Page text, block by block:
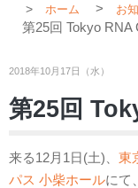
ホーム > お
第25回 Tokyo RNA
2018年10月17日（水）
第25回
来る12月1日(土)、 東
パス 小柴ホールにて